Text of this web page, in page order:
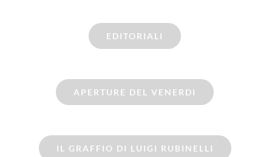
EDITORIALI
APERTURE DEL VENERDI
IL GRAFFIO DI LUIGI RUBINELLI